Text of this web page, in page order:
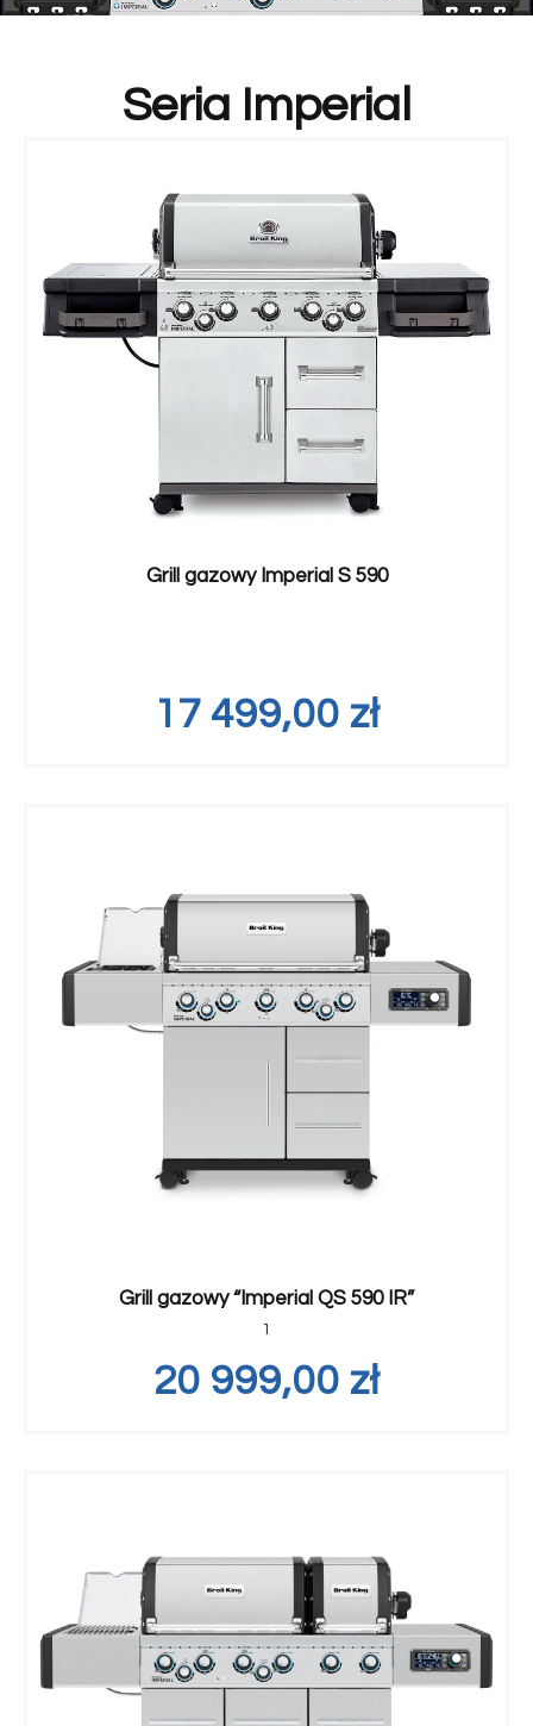
Seria Imperial
Grill gazowy Imperial S 590
17 499,00 zł
Grill gazowy “Imperial QS 590 IR”
1
20 999,00 zł